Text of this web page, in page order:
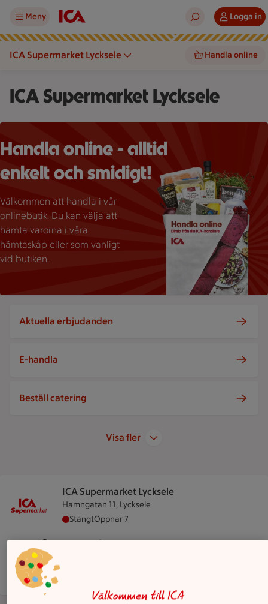
Meny Logga in
ICA Supermarket Lycksele Handla online
ICA Supermarket Lycksele
Handla online - alltid
enkelt och smidigt!
Välkommen att handla i vår
onlinebutik. Du kan välja att
hämta varorna i våra
hämtaskåp eller som vanligt
vid butiken.
Aktuella erbjudanden
E-handla
Beställ catering
Visa fler
ICA Supermarket Lycksele
Hamngatan 11, Lycksele
ICA Supermarket Lycksele har stängt, öppnar
StängtÖppnar 7
Välkommen till ICA